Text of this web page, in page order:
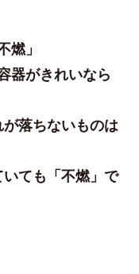
燃」
器がきれいなら
が落ちないものは
いても「不燃」で